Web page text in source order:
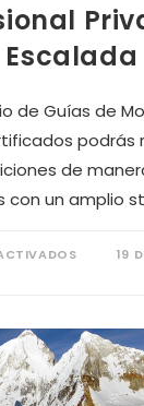
de Guías de
podrás
de
con un amplio
19